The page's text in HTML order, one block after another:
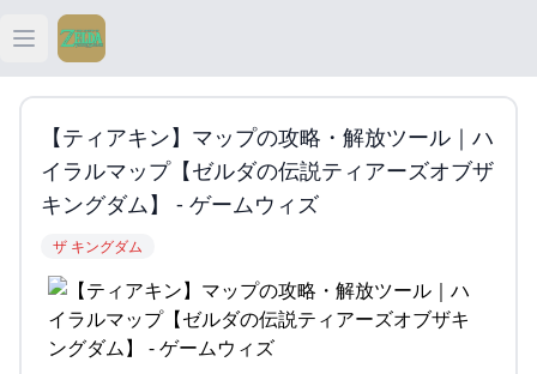
Open main menu
ティアキン
ティアキン 祠
ティアキン 武器
ティアキン 攻略
【ティアキン】マップの攻略・解放ツール｜ハ
イラルマップ【ゼルダの伝説ティアーズオブザ
キングダム】 - ゲームウィズ
ザ キングダム